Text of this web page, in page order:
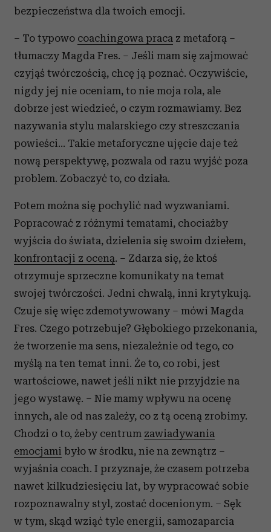
bezpieczeństwa dla twoich emocji.
– To typowo coachingowa praca z metaforą –
tłumaczy Magda Fres. – Jeśli mam się zajmować
czyjąś twórczością, chcę ją poznać. Oczywiście,
nigdy jej nie oceniam, to nie moja rola, ale
dobrze jest wiedzieć, o czym rozmawiamy. Bez
nazywania stylu malarskiego czy streszczania
powieści... Takie metaforyczne ujęcie daje też
nową perspektywę, pozwala od razu wyjść poza
problem. Zobaczyć to, co działa.
Potem można się pochylić nad wyzwaniami.
Popracować z różnymi tematami, chociażby
wyjścia do świata, dzielenia się swoim dziełem,
konfrontacji z oceną. – Zdarza się, że ktoś
otrzymuje sprzeczne komunikaty na temat
swojej twórczości. Jedni chwalą, inni krytykują.
Czuje się więc zdemotywowany – mówi Magda
Fres. Czego potrzebuje? Głębokiego przekonania,
że tworzenie ma sens, niezależnie od tego, co
myślą na ten temat inni. Że to, co robi, jest
wartościowe, nawet jeśli nikt nie przyjdzie na
jego wystawę. – Nie mamy wpływu na ocenę
innych, ale od nas zależy, co z tą oceną zrobimy.
Chodzi o to, żeby centrum zawiadywania
emocjami było w środku, nie na zewnątrz –
wyjaśnia coach. I przyznaje, że czasem potrzeba
nawet kilkudziesięciu lat, by wypracować sobie
rozpoznawalny styl, zostać docenionym. – Sęk
w tym, skąd wziąć tyle energii, samozaparcia